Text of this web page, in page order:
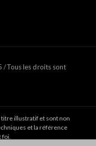
Tous les droits sont
illustratif et sont non
et la référence
foi.